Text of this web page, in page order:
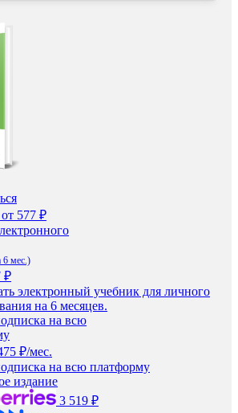
от 577 ₽
6 мес.)
₽
электронный учебник для личного
на 6 месяцев.
на всю
₽/мес.
на всю платформу
издание
3 519 ₽